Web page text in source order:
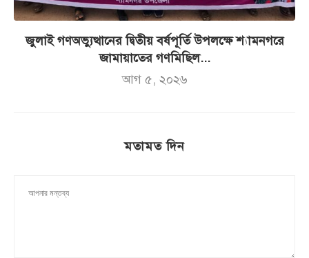
জুলাই গণঅভ্যুত্থানের দ্বিতীয় বর্ষপূর্তি উপলক্ষে শ্যামনগরে
জামায়াতের গণমিছিল...
আগ ৫, ২০২৬
মতামত দিন